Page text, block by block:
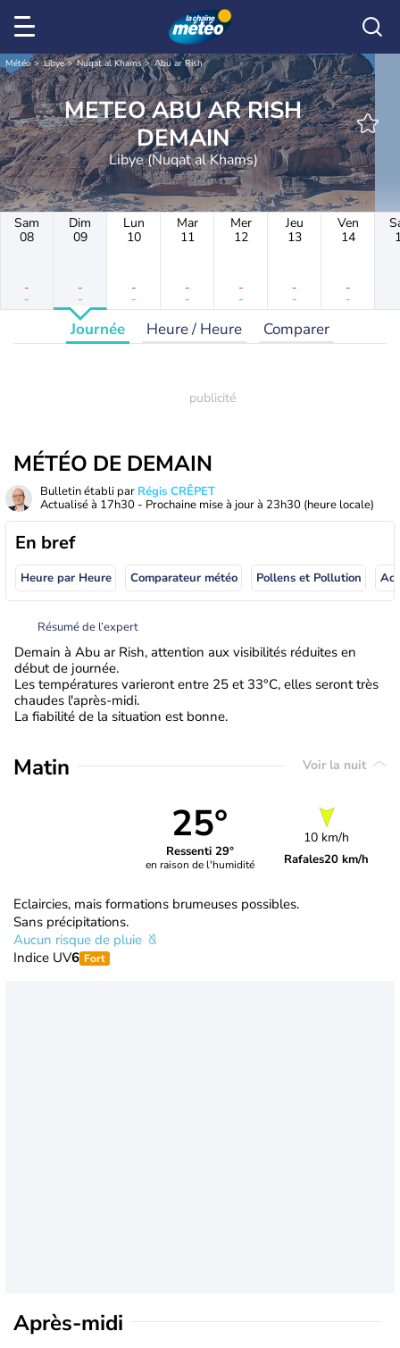
Météo Libye Nuqat al Khams Abu ar Rish
METEO ABU AR RISH
DEMAIN
Libye (Nuqat al Khams)
Sam
08
-
-
Dim
09
-
-
Lun
10
-
-
Mar
11
-
-
Mer
12
-
-
Jeu
13
-
-
Ven
14
-
-
Journée Heure / Heure Comparer
MÉTÉO DE DEMAIN
Bulletin établi par Régis CRÊPET
Actualisé à 17h30 - Prochaine mise à jour à 23h30 (heure locale)
En bref
Heure par Heure Comparateur météo Pollens et Pollution
Résumé de l’expert
Demain à Abu ar Rish, attention aux visibilités réduites en
début de journée.
Les températures varieront entre 25 et 33°C, elles seront très
chaudes l'après-midi.
La fiabilité de la situation est bonne.
Matin Voir la nuit
25°
Ressenti 29°
en raison de l'humidité
10 km/h
Rafales20 km/h
Eclaircies, mais formations brumeuses possibles.
Sans précipitations.
Aucun risque de pluie
Indice UV6 Fort
Après-midi